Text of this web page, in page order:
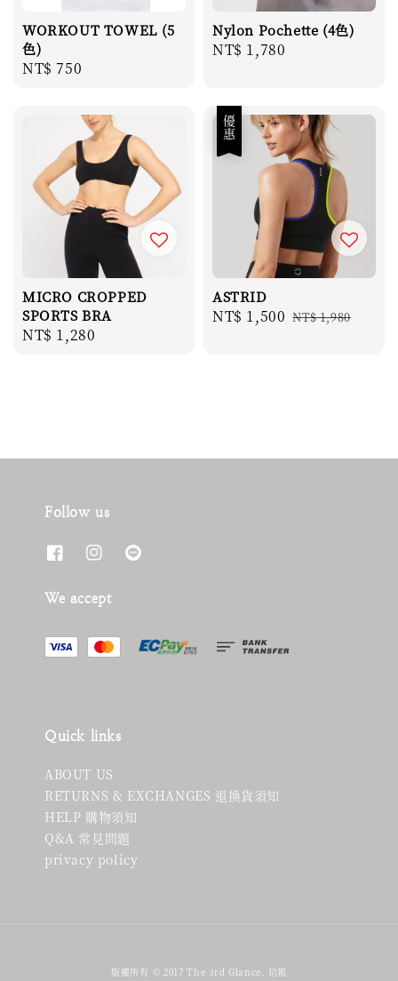
WORKOUT TOWEL (5
色)
Regular
NT$ 750
Nylon Pochette (4色)
Regular
NT$ 1,780
MICRO CROPPED
SPORTS BRA
Regular
NT$ 1,280
優惠
ASTRID
Sale
NT$ 1,500 Regular
NT$ 1,980
Follow us
We accept
Quick links
ABOUT US
RETURNS & EXCHANGES 退換貨須知
HELP 購物須知
Q&A 常見問題
privacy policy
版權所有 © 2017 The 3rd Glance. 信箱